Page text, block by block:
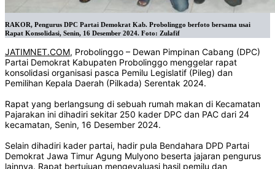
RAKOR, Pengurus DPC Partai Demokrat Kab. Probolinggo berfoto bersama usai
Rapat Konsolidasi, Senin, 16 Desember 2024. Foto: Zulafif
JATIMNET.COM, Probolinggo – Dewan Pimpinan Cabang (DPC)
Partai Demokrat Kabupaten Probolinggo menggelar rapat
konsolidasi organisasi pasca Pemilu Legislatif (Pileg) dan
Pemilihan Kepala Daerah (Pilkada) Serentak 2024.
Rapat yang berlangsung di sebuah rumah makan di Kecamatan
Pajarakan ini dihadiri sekitar 250 kader DPC dan PAC dari 24
kecamatan, Senin, 16 Desember 2024.
Selain dihadiri kader partai, hadir pula Bendahara DPD Partai
Demokrat Jawa Timur Agung Mulyono beserta jajaran pengurus
lainnya. Rapat bertujuan mengevaluasi hasil pemilu dan